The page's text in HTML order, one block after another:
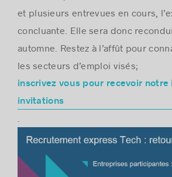
et plusieurs entrevues en cours,
concluante. Elle sera donc
automne. Restez à l’affût pour
les secteurs d’emploi visés;
inscrivez vous pour recevoir
invitations
.